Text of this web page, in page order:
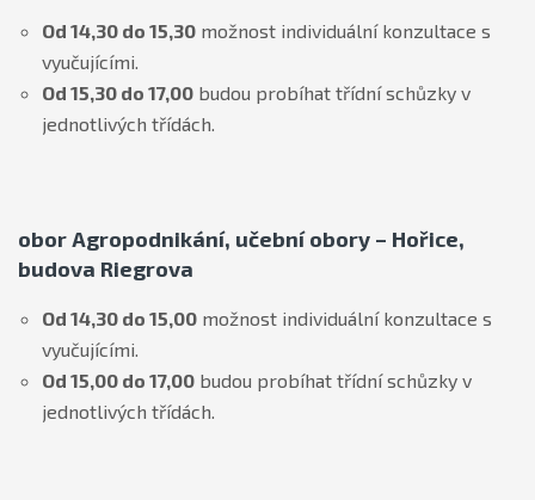
Od 14,30 do 15,30 možnost individuální konzultace s
vyučujícími.
Od 15,30 do 17,00 budou probíhat třídní schůzky v
jednotlivých třídách.
obor Agropodnikání, učební obory – Hořice,
budova Riegrova
Od 14,30 do 15,00 možnost individuální konzultace s
vyučujícími.
Od 15,00 do 17,00 budou probíhat třídní schůzky v
jednotlivých třídách.